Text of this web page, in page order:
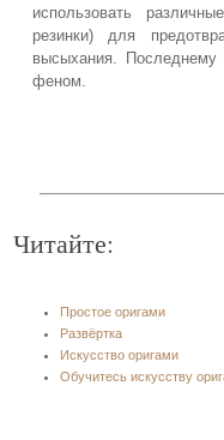
использовать
резинки) для
высыхания. Последнему
феном.
Читайте:
Простое оригами
Развёртка
Искусство оригами
Обучитесь искусству